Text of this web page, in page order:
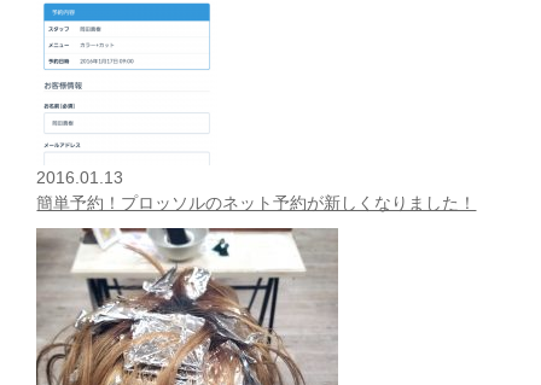
2016.01.13
簡単予約！プロッソルのネット予約が新しくなりました！